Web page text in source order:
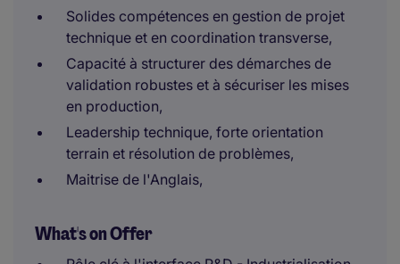
Solides compétences en gestion de projet
technique et en coordination transverse,
Capacité à structurer des démarches de
validation robustes et à sécuriser les mises
en production,
Leadership technique, forte orientation
terrain et résolution de problèmes,
Maitrise de l'Anglais,
What's on Offer